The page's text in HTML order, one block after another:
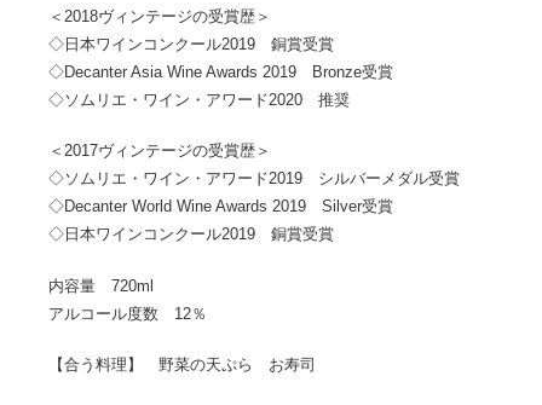
＜2018ヴィンテージの受賞歴＞
◇日本ワインコンクール2019 銅賞受賞
◇Decanter Asia Wine Awards 2019 Bronze受賞
◇ソムリエ・ワイン・アワード2020 推奨
＜2017ヴィンテージの受賞歴＞
◇ソムリエ・ワイン・アワード2019 シルバーメダル受賞
◇Decanter World Wine Awards 2019 Silver受賞
◇日本ワインコンクール2019 銅賞受賞
内容量 720ml
アルコール度数 12％
【合う料理】 野菜の天ぷら お寿司